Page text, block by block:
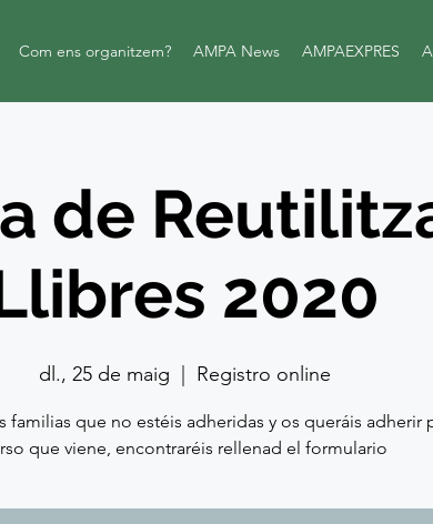
Com ens organitzem? AMPA News AMPAEXPRES
de
2020
dl., 25 de maig Registro online
familias que no estéis adheridas y os queráis adherir
que viene, encontraréis rellenad el formulario